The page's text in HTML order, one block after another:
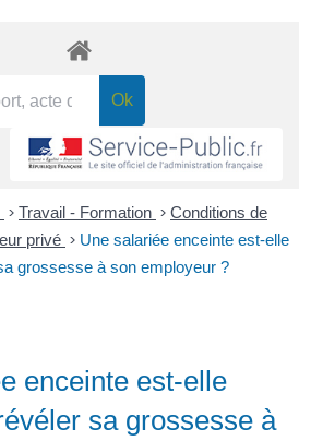
> Travail - Formation > Conditions de
privé > Une salariée enceinte est-elle
grossesse à son employeur ?
enceinte est-elle
sa grossesse à